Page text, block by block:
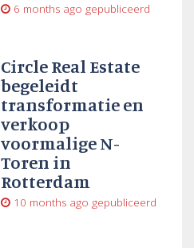
6 months ago gepubliceerd
Circle Real Estate
begeleidt
transformatie en
verkoop
voormalige N-
Toren in
Rotterdam
10 months ago gepubliceerd